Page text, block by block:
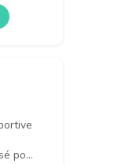
po...